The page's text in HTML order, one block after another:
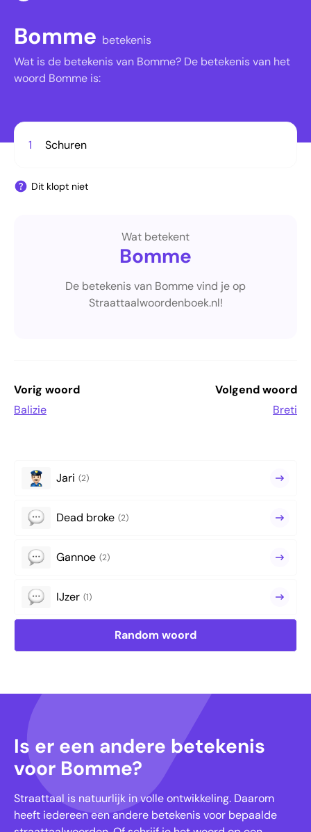
Bomme betekenis
Wat is de betekenis van Bomme? De betekenis van het
woord Bomme is:
1 Schuren
Dit klopt niet
Wat betekent
Bomme
De betekenis van Bomme vind je op
Straattaalwoordenboek.nl!
Vorig woord
Balizie
Volgend woord
Breti
Jari (2)
Dead broke (2)
Gannoe (2)
IJzer (1)
Random woord
Is er een andere betekenis
voor Bomme?
Straattaal is natuurlijk in volle ontwikkeling. Daarom
heeft iedereen een andere betekenis voor bepaalde